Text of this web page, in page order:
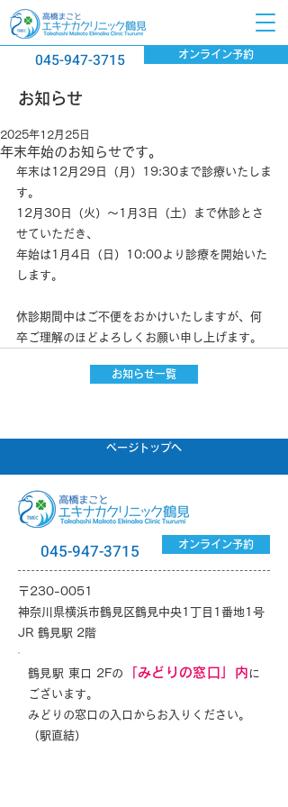
045-947-3715 オンライン予約
​お知らせ
年末年始のお知らせです。
2025年12月25日
年末は12月29日（月）19:30まで診療いたしま
す。
12月30日（火）〜1月3日（土）まで休診とさ
せていただき、
年始は1月4日（日）10:00より診療を開始いた
します。
休診期間中はご不便をおかけいたしますが、何
卒ご理解のほどよろしくお願い申し上げます。
お知らせ一覧
ページトップへ
045-947-3715 オンライン予約
〒230-0051
神奈川県横浜市鶴見区鶴見中央1丁目1番地1号
JR 鶴見駅 2階
鶴見駅 東口 2Fの 「みどりの窓口」内 に
ございます。
みどりの窓口の入口からお入りください。
（駅直結）